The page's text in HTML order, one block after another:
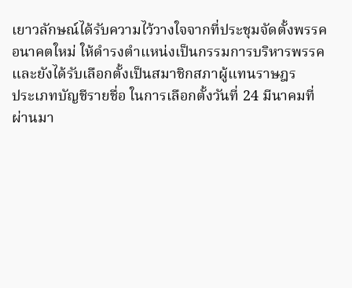
เยาวลักษณ์ได้รับความไว้วางใจจากที่ประชุมจัดตั้งพรรค
อนาคตใหม่ ให้ดำรงตำแหน่งเป็นกรรมการบริหารพรรค
และยังได้รับเลือกตั้งเป็นสมาชิกสภาผู้แทนราษฎร
ประเภทบัญชีรายชื่อ ในการเลือกตั้งวันที่ 24 มีนาคมที่
ผ่านมา